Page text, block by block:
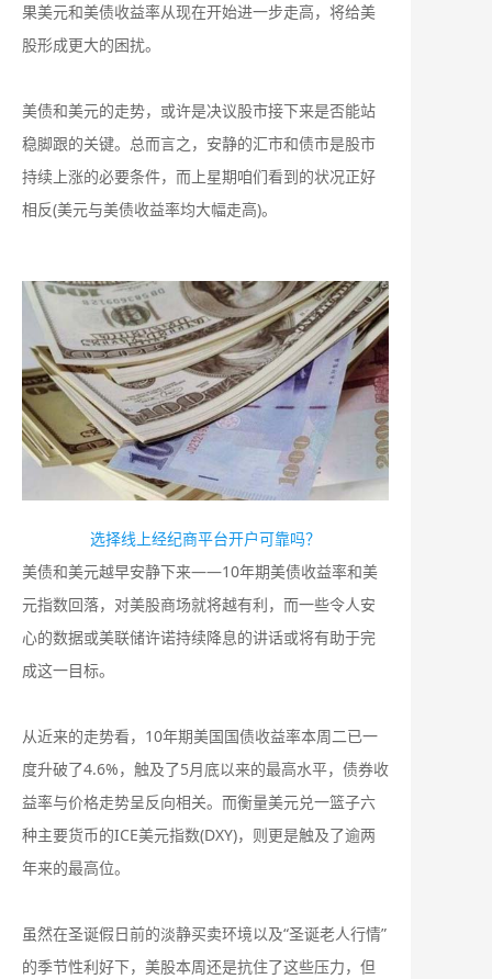
果美元和美债收益率从现在开始进一步走高，将给美
股形成更大的困扰。
美债和美元的走势，或许是决议股市接下来是否能站
稳脚跟的关键。总而言之，安静的汇市和债市是股市
持续上涨的必要条件，而上星期咱们看到的状况正好
相反(美元与美债收益率均大幅走高)。
选择线上经纪商平台开户可靠吗？
美债和美元越早安静下来——10年期美债收益率和美
元指数回落，对美股商场就将越有利，而一些令人安
心的数据或美联储许诺持续降息的讲话或将有助于完
成这一目标。
从近来的走势看，10年期美国国债收益率本周二已一
度升破了4.6%，触及了5月底以来的最高水平，债券收
益率与价格走势呈反向相关。而衡量美元兑一篮子六
种主要货币的ICE美元指数(DXY)，则更是触及了逾两
年来的最高位。
虽然在圣诞假日前的淡静买卖环境以及“圣诞老人行情”
的季节性利好下，美股本周还是抗住了这些压力，但